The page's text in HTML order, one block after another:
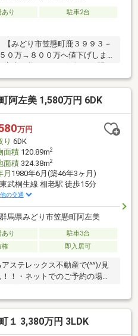
り
駐車2台
みどり市笠懸町鹿３９９３－
０万→８００万へ値下げしま
り（１８４㎡）、共有持分：
㎡、５３．５９㎡、８７．
年、１９９２年です。※ 鹿
下水区域：月約４０００円♪
笠懸西小学校まで徒歩２５
♪□ ローソンみどり笠懸町店ま
阿左美 1,580万円 6DK
万円
り 6DK
面積120.89m2
面積324.38m2
月 1980年6月(築46年3ヶ月)
東武桐生線 相老駅 徒歩15分
の交通
群馬県みどり市笠懸町阿左美
り
駐車3台
権 即入居可
ステレックス不動産で(^^)/見
！・ネットでのご予約の場合
の日時をポッチっとす
らの連絡を待ちます！・
0120-38-2103 ↓ご希望
えてもらう。 ↓担当アド
１ 3,380万円 3LDK